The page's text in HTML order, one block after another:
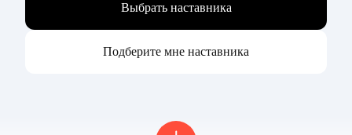
Выбрать наставника
Подберите мне наставника